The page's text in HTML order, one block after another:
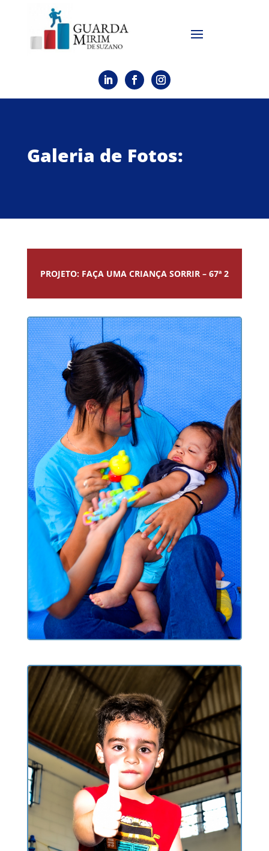
Galeria de Fotos:
PROJETO: FAÇA UMA CRIANÇA SORRIR – 67ª 2